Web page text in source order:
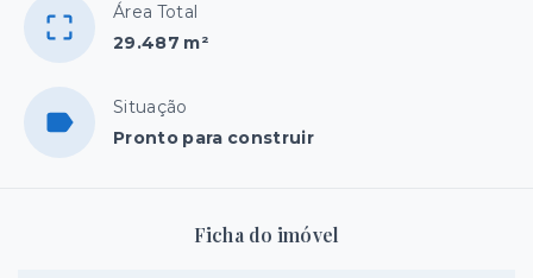
Área Total
29.487 m²
Situação
Pronto para construir
Ficha do imóvel